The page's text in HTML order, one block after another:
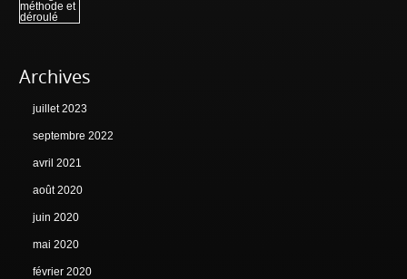
Archives
juillet 2023
septembre 2022
avril 2021
août 2020
juin 2020
mai 2020
février 2020